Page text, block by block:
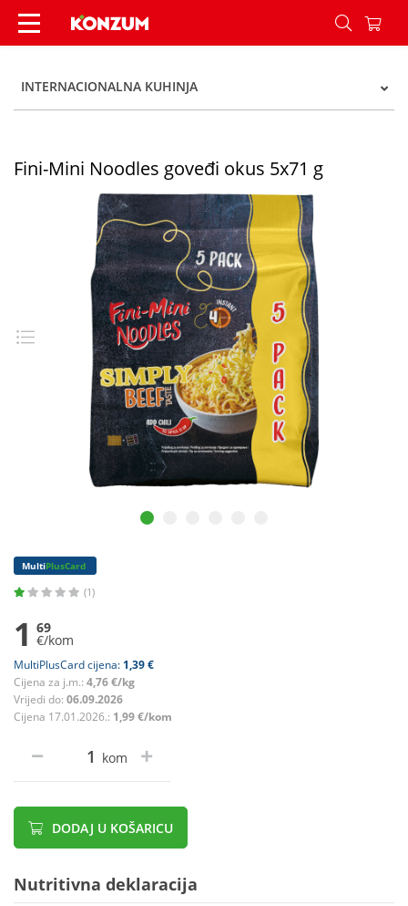
Fini-Mini Noodles goveđi okus 5x71 g - Konzum
INTERNACIONALNA KUHINJA
Fini-Mini Noodles goveđi okus 5x71 g
MultiPlusCard
(1)
1 69
€/kom
MultiPlusCard cijena: 1,39 €
Cijena za j.m.: 4,76 €/kg
Vrijedi do: 06.09.2026
Cijena 17.01.2026.: 1,99 €/kom
kom
DODAJ U KOŠARICU
Nutritivna deklaracija